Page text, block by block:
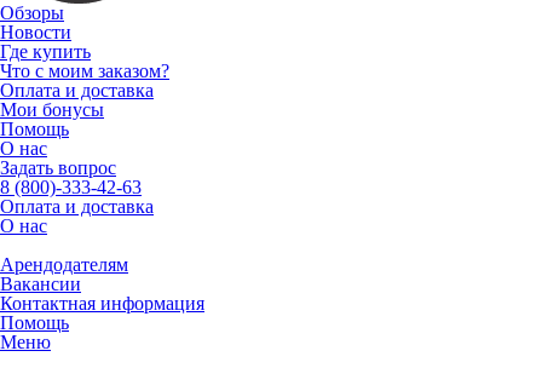
Обзоры
Новости
Где купить
Что с моим заказом?
Оплата и доставка
Мои бонусы
Помощь
О нас
Задать вопрос
8 (800)-333-42-63
Оплата и доставка
О нас
Арендодателям
Вакансии
Контактная информация
Помощь
Меню